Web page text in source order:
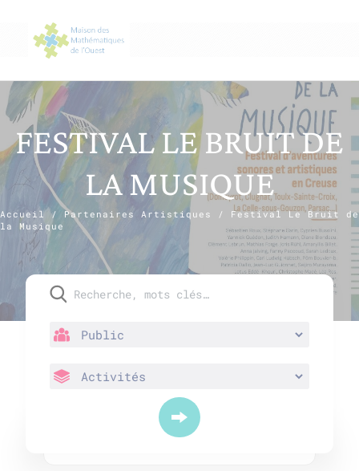
FESTIVAL LE BRUIT DE
LA MUSIQUE
Accueil / Partenaires Artistiques / Festival Le Bruit de
la Musique